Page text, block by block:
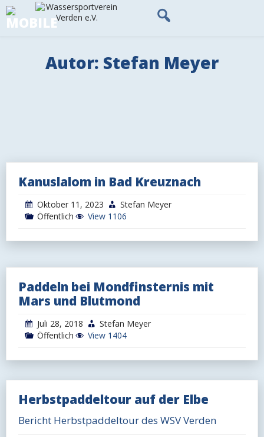
Skip
to
content
Autor: Stefan Meyer
Kanuslalom in Bad Kreuznach
Oktober 11, 2023
Stefan Meyer
Öffentlich
View 1106
Paddeln bei Mondfinsternis mit
Mars und Blutmond
Juli 28, 2018
Stefan Meyer
Öffentlich
View 1404
Herbstpaddeltour auf der Elbe
Bericht Herbstpaddeltour des WSV Verden
BeitragsnavigationNeuere Beiträge